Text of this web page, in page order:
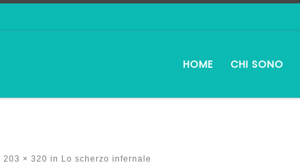
HOME CHI SONO
203 × 320 in Lo scherzo infernale